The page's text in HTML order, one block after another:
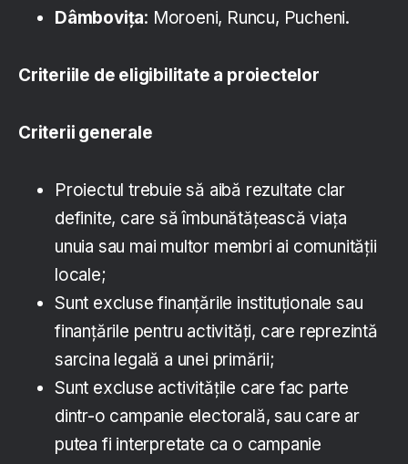
Dâmbovița: Moroeni, Runcu, Pucheni.
Criteriile de eligibilitate a proiectelor
Criterii generale
Proiectul trebuie să aibă rezultate clar
definite, care să îmbunătățească viața
unuia sau mai multor membri ai comunității
locale;
Sunt excluse finanțările instituționale sau
finanțările pentru activități, care reprezintă
sarcina legală a unei primării;
Sunt excluse activitățile care fac parte
dintr-o campanie electorală, sau care ar
putea fi interpretate ca o campanie